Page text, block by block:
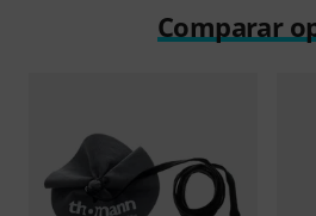
Comparar